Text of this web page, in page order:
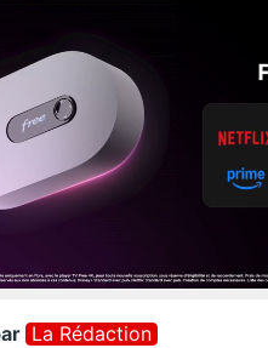
La Rédaction